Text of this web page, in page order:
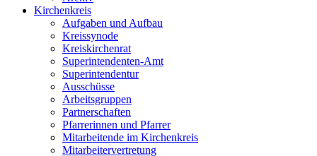
Kirchenkreis
Aufgaben und Aufbau
Kreissynode
Kreiskirchenrat
Superintendenten-Amt
Superintendentur
Ausschüsse
Arbeitsgruppen
Partnerschaften
Pfarrerinnen und Pfarrer
Mitarbeitende im Kirchenkreis
Mitarbeitervertretung